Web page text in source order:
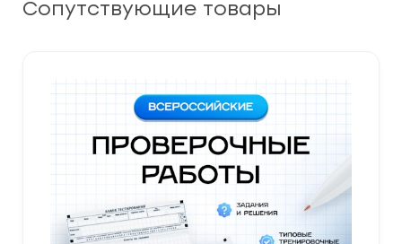
Сопутствующие товары